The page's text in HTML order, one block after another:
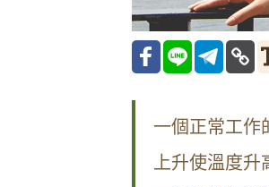
一個正常工作
上升使溫度